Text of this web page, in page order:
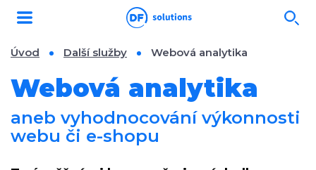
Úvod Další služby Webová analytika
Webová analytika
aneb vyhodnocování výkonnosti
webu či e-shopu